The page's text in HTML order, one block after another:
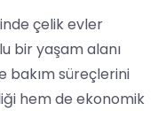
çelik evler
bir yaşam alanı
bakım süreçlerini
hem de ekonomik